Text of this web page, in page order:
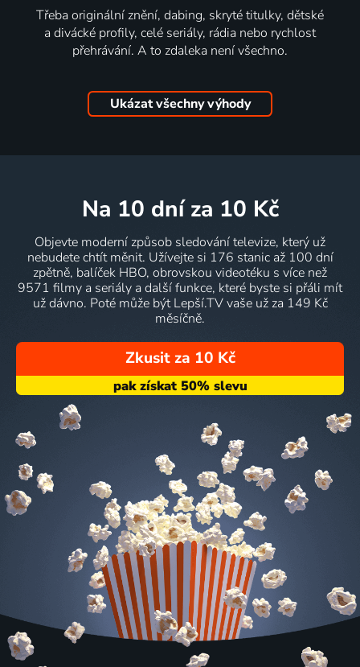
Třeba originální znění, dabing, skryté titulky, dětské
a divácké profily, celé seriály, rádia nebo rychlost
přehrávání. A to zdaleka není všechno.
Ukázat všechny výhody
na 10 dní za 10 Kč
Objevte moderní způsob sledování televize, který už
nebudete chtít měnit. Užívejte si 176 stanic až 100 dní
zpětně, balíček HBO, obrovskou videotéku s více než
9571 filmy a seriály a další funkce, které byste si přáli mít
už dávno. Poté může být Lepší.TV vaše už za 149 Kč
měsíčně.
Zkusit za 10 Kč